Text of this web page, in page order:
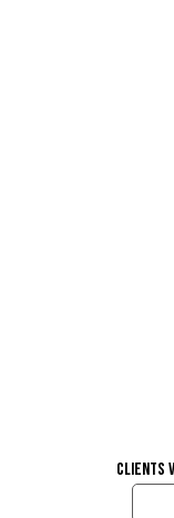
Clients